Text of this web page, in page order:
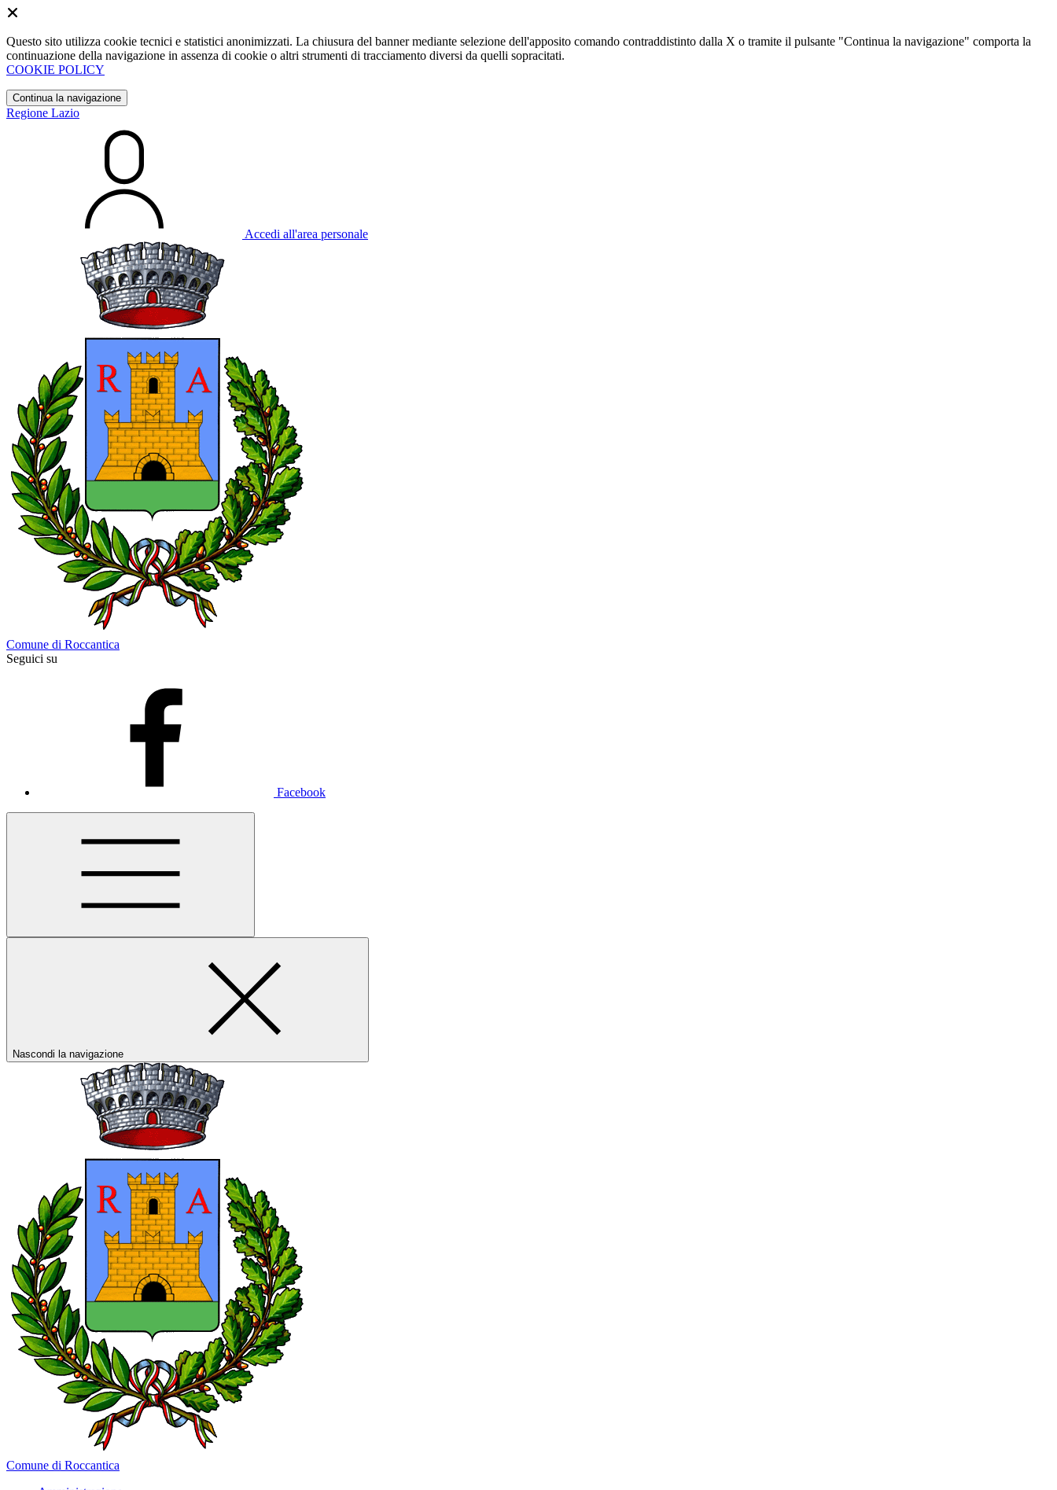
Questo sito utilizza cookie tecnici e statistici anonimizzati. La chiusura del banner mediante selezione dell'apposito comando contraddistinto dalla X o tramite il pulsante "Continua la navigazione" comporta la
continuazione della navigazione in assenza di cookie o altri strumenti di tracciamento diversi da quelli sopracitati.
COOKIE POLICY
Continua la navigazione
Regione Lazio
Accedi all'area personale
Comune di Roccantica
Seguici su
Facebook
Nascondi la navigazione
Comune di Roccantica